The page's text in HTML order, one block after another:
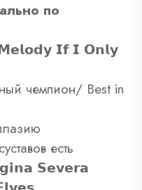
по
𝗜𝗳 𝗜 𝗢𝗻𝗹𝘆
чемпион/ Best in
есть
𝗦𝗲𝘃𝗲𝗿𝗮